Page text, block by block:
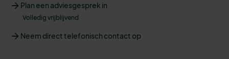
Plan een adviesgesprek in
Volledig vrijblijvend
Neem direct telefonisch contact op